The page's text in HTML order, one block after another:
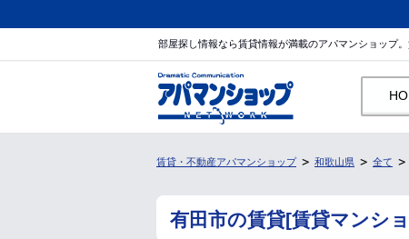
部屋探し情報なら賃貸情報が満載のアパマンショップ
賃貸・不動産アパマンショップ 和歌山県 全て
有田市の賃貸[賃貸マンシ